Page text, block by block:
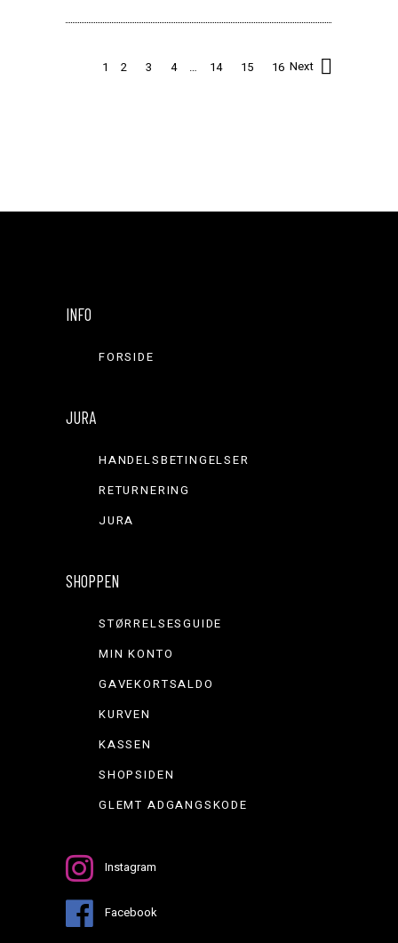
1 2 3 4 … 14 15 16
INFO
FORSIDE
JURA
HANDELSBETINGELSER
RETURNERING
JURA
SHOPPEN
STØRRELSESGUIDE
MIN KONTO
GAVEKORTSALDO
KURVEN
KASSEN
SHOPSIDEN
GLEMT ADGANGSKODE
Instagram
Facebook